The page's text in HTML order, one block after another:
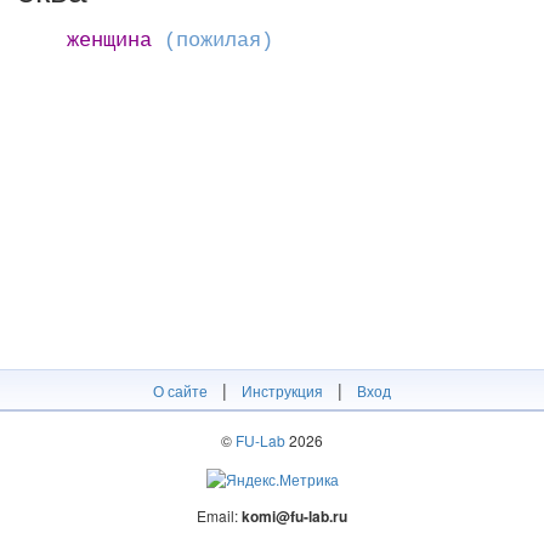
женщина (пожилая)
О сайте | Инструкция | Вход
© FU-Lab2026
Email:komi@fu-lab.ru